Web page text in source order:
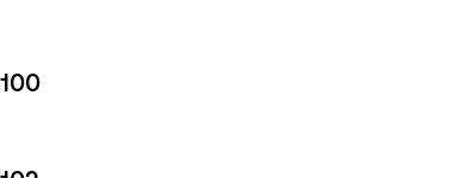
100